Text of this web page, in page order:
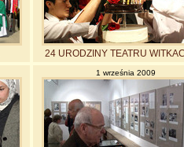
24 URODZINY TEATRU
1 września 2009